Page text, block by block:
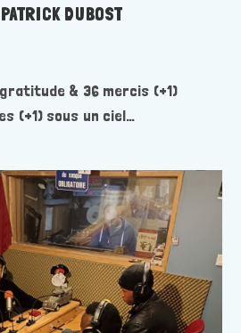
DUBOST
& 36 mercis (+1)
(+1) sous un ciel…